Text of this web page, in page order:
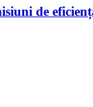
de